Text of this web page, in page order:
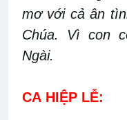
mơ với cả ân
Chúa. Vì con
Ngài.
CA HIỆP LỄ: